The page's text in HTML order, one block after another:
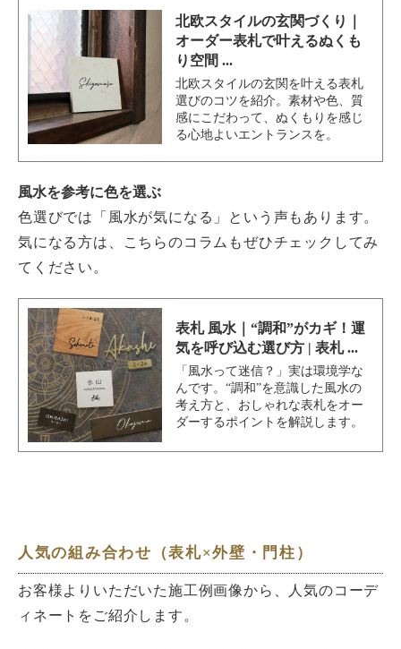
北欧スタイルの玄関づくり｜
オーダー表札で叶えるぬくも
り空間 ...
北欧スタイルの玄関を叶える表札
選びのコツを紹介。素材や色、質
感にこだわって、ぬくもりを感じ
る心地よいエントランスを。
風水を参考に色を選ぶ
色選びでは「風水が気になる」という声もあります。
気になる方は、こちらのコラムもぜひチェックしてみ
てください。
表札 風水｜“調和”がカギ！運
気を呼び込む選び方 | 表札 ...
「風水って迷信？」実は環境学な
んです。“調和”を意識した風水の
考え方と、おしゃれな表札をオー
ダーするポイントを解説します。
人気の組み合わせ（表札×外壁・門柱）
お客様よりいただいた施工例画像から、人気のコーデ
ィネートをご紹介します。